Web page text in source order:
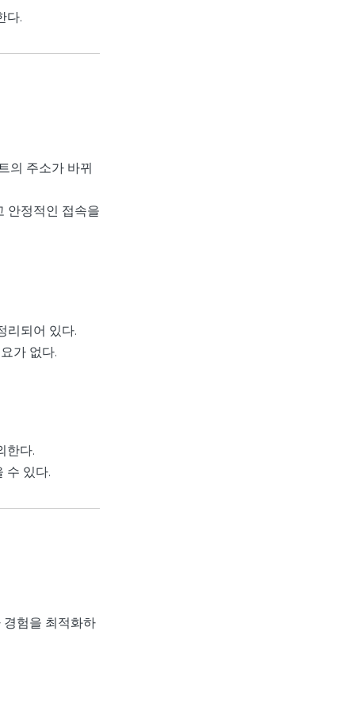
다.
의 주소가 바뀌
안정적인 접속을
리되어 있다.
가 없다.
한다.
수 있다.
경험을 최적화하